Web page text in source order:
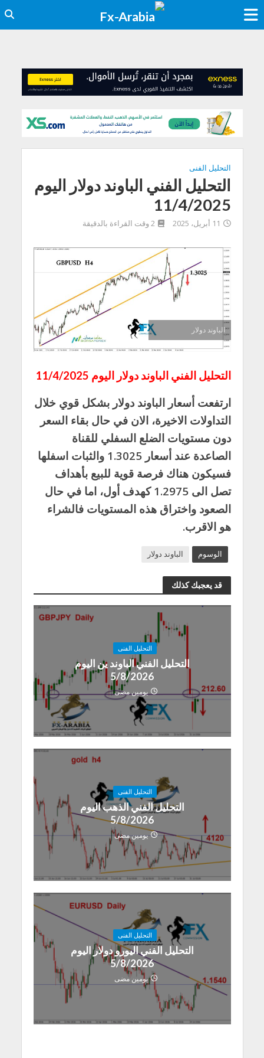
التحليل الفنى
التحليل الفني الباوند دولار اليوم
11/4/2025
11 أبريل، 2025 2 وقت القراءة بالدقيقة
الباوند دولار
التحليل الفني الباوند دولار اليوم 11/4/2025
ارتفعت أسعار الباوند دولار بشكل قوي خلال
التداولات الاخيرة، الان في حال بقاء السعر
دون مستويات الضلع السفلي للقناة
الصاعدة عند أسعار 1.3025 والثبات اسفلها
فسيكون هناك فرصة قوية للبيع بأهداف
تصل الى 1.2975 كهدف أول، اما في حال
الصعود واختراق هذه المستويات فالشراء
هو الاقرب.
الوسوم الباوند دولار
قد يعجبك كذلك
التحليل الفنى
التحليل الفني الباوند ين اليوم
5/8/2026
يومين مضى
التحليل الفنى
التحليل الفني الذهب اليوم
5/8/2026
يومين مضى
التحليل الفنى
التحليل الفني اليورو دولار اليوم
5/8/2026
يومين مضى